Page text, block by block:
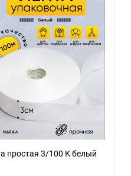
простая 3/100 К белый